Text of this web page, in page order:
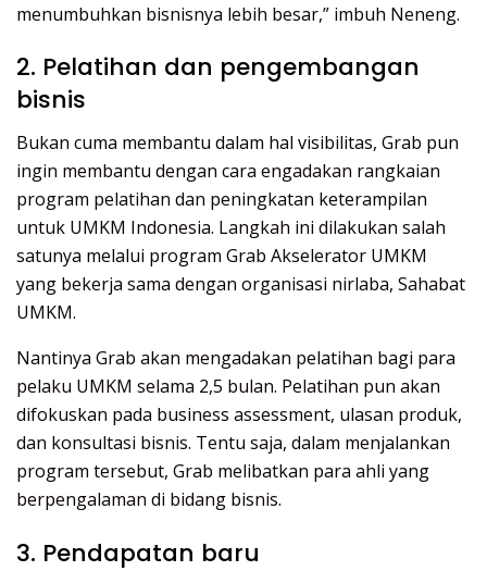
menumbuhkan bisnisnya lebih besar,” imbuh Neneng.
2. Pelatihan dan pengembangan
bisnis
Bukan cuma membantu dalam hal visibilitas, Grab pun
ingin membantu dengan cara engadakan rangkaian
program pelatihan dan peningkatan keterampilan
untuk UMKM Indonesia. Langkah ini dilakukan salah
satunya melalui program Grab Akselerator UMKM
yang bekerja sama dengan organisasi nirlaba, Sahabat
UMKM.
Nantinya Grab akan mengadakan pelatihan bagi para
pelaku UMKM selama 2,5 bulan. Pelatihan pun akan
difokuskan pada business assessment, ulasan produk,
dan konsultasi bisnis. Tentu saja, dalam menjalankan
program tersebut, Grab melibatkan para ahli yang
berpengalaman di bidang bisnis.
3. Pendapatan baru